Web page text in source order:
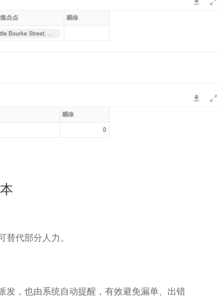
代部分人力。
发，也由系统自动提醒，有效避免漏单、出错